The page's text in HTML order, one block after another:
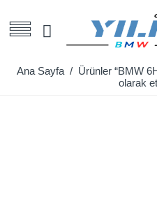
Ana Sayfa / Ürünler “BMW
olarak